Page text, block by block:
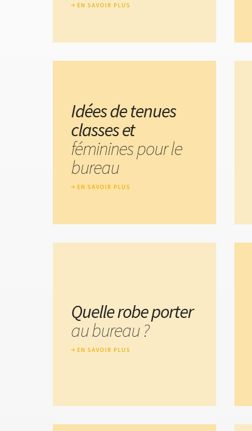
EN SAVOIR PLUS
Idées de tenues
classes et
féminines pour le
bureau
EN SAVOIR PLUS
Quelle robe porter
au bureau ?
EN SAVOIR PLUS